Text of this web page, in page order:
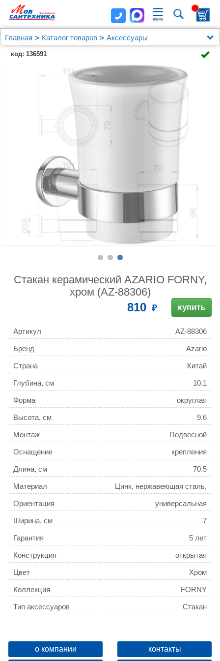
Главная Каталог товаров
Аксессуары
Стакан керамический AZARIO FORNY, хром (AZ-
88306)
код: 136591
Стакан керамический AZARIO FORNY,
хром (AZ-88306)
810 купить
Артикул AZ-88306
Бренд Azario
Страна Китай
Глубина, см 10.1
Форма округлая
Высота, см 9.6
Монтаж Подвесной
Оснащение крепления
Длина, см 70.5
Материал
Цинк, нержавеющая сталь,
керамика
Ориентация
универсальная
Ширина, см 7
Гарантия 5 лет
Конструкция открытая
Цвет Хром
Коллекция FORNY
Тип аксессуаров Стакан
Название товара
Стакан керамический
AZARIO FORNY, хром (AZ-
ID 136591
о компании контакты